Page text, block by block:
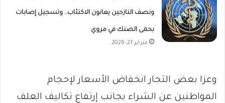
ونصف النازحين يعانون الاكتئاب.. وتسجيل إصابات
بحمى الضنك في مروي
فبراير 27, 2026
وعزا بعض التجار انخفاض الأسعار لإحجام
المواطنين عن الشراء بجانب إرتفاع تكاليف العلف